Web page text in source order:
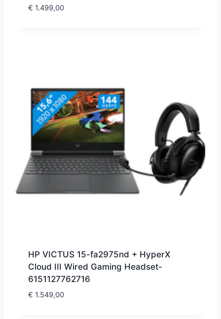
€ 1.499,00
HP VICTUS 15-fa2975nd + HyperX
Cloud III Wired Gaming Headset-
6151127762716
€ 1.549,00